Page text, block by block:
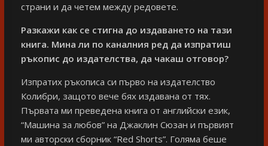
страни и да четем между редовете.
Разкажи как се стигна до издаването на тази
книга. Мина ли по каналния ред да изпратиш
ръкопис до издателства, да чакаш отговор?
Изпратих ръкописа си първо на издателство
Колибри, защото вече бях издавана от тях.
Първата ми преведена книга от английски език,
“Машина за любов” на Джаклин Сюзан и първият
ми авторски сборник “Red Shorts”. Голяма беше